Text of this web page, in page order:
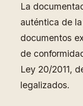
La
auténtica de
documentos
de
Ley 20/2011,
legalizados.